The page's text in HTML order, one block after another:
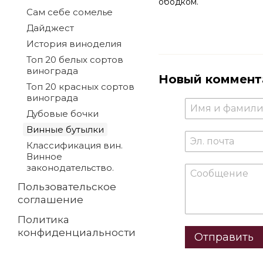
Новый
Отправить
Сам себе сомелье
Дайджест
История виноделия
Топ 20 белых сортов
винограда
Топ 20 красных сортов
винограда
Дубовые бочки
Винные бутылки
Классификация вин.
Винное
законодательство.
Пользовательское
соглашение
Политика
конфиденциальности